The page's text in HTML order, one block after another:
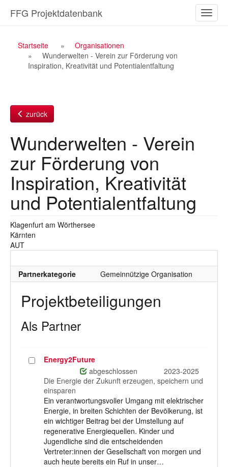
Inhalt
ein-/
FFG Projektdatenbank
Breadcrumb
Navigation
Startseite
Organisationen
Wunderwelten - Verein zur Förderung von
Inspiration, Kreativität und Potentialentfaltung
zurück
Wunderwelten - Verein
zur Förderung von
Inspiration, Kreativität
und Potentialentfaltung
Klagenfurt am Wörthersee
Kärnten
AUT
Partnerkategorie Gemeinnützige Organisation
Projektbeteiligungen
Als Partner
ProjektEnergy2Future
abgeschlossen
2023-2025
Die Energie der Zukunft erzeugen, speichern und
einsparen
Ein verantwortungsvoller Umgang mit elektrischer
Energie, in breiten Schichten der Bevölkerung, ist
ein wichtiger Beitrag bei der Umstellung auf
regenerative Energiequellen. Kinder und
Jugendliche sind die entscheidenden
Vertreter:innen der Gesellschaft von morgen und
auch heute bereits ein Ruf in unser…